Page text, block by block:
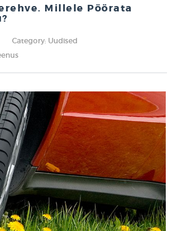
Millele Pöörata
Category: Uudised